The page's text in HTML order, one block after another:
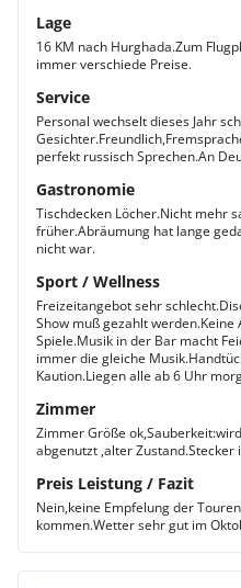
Lage
16 KM nach Hurghada.Zum
immer verschiede Preise.
Service
Personal wechselt dieses Jahr
perfekt russisch Sprechen.An
Gastronomie
Tischdecken Löcher.Nicht mehr
früher.Abräumung hat lange
nicht war.
Sport / Wellness
Freizeitangebot sehr
Show muß gezahlt
Spiele.Musik in der Bar macht
immer die gleiche
Kaution.Liegen alle ab 6 Uhr
Zimmer
Zimmer Größe
abgenutzt ,alter Zustand.Stecker
Preis Leistung / Fazit
Nein,keine Empfelung der
kommen.Wetter sehr gut im